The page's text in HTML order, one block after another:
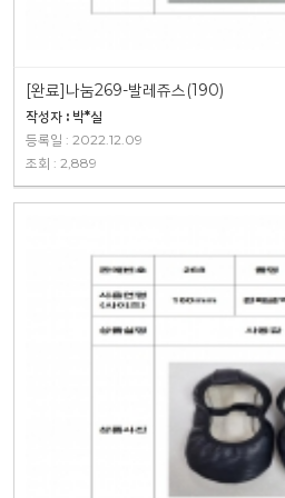
[완료]나눔269-발레쥬스(190)
작성자 : 박*실
등록일 : 2022.12.09
조회 : 2,889